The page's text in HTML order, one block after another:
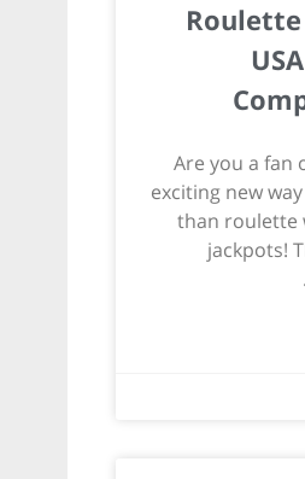
Are you a fan
exciting new
than roulette
jackpots!